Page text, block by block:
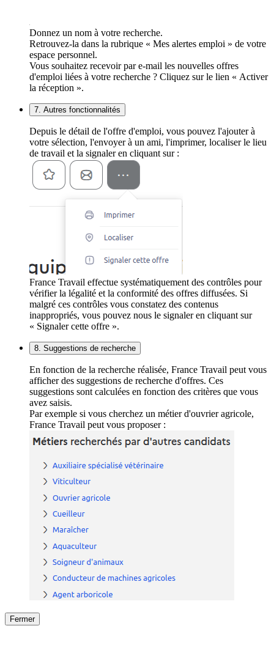
Donnez un nom à votre recherche.
Retrouvez-la dans la rubrique « Mes alertes emploi » de votre
espace personnel.
Vous souhaitez recevoir par e-mail les nouvelles offres
d'emploi liées à votre recherche ? Cliquez sur le lien « Activer
la réception ».
7. Autres fonctionnalités
Depuis le détail de l'offre d'emploi, vous pouvez l'ajouter à
votre sélection, l'envoyer à un ami, l'imprimer, localiser le lieu
de travail et la signaler en cliquant sur :
France Travail effectue systématiquement des contrôles pour
vérifier la légalité et la conformité des offres diffusées. Si
malgré ces contrôles vous constatez des contenus
inappropriés, vous pouvez nous le signaler en cliquant sur
« Signaler cette offre ».
8. Suggestions de recherche
En fonction de la recherche réalisée, France Travail peut vous
afficher des suggestions de recherche d'offres. Ces
suggestions sont calculées en fonction des critères que vous
avez saisis.
Par exemple si vous cherchez un métier d'ouvrier agricole,
France Travail peut vous proposer :
Fermer